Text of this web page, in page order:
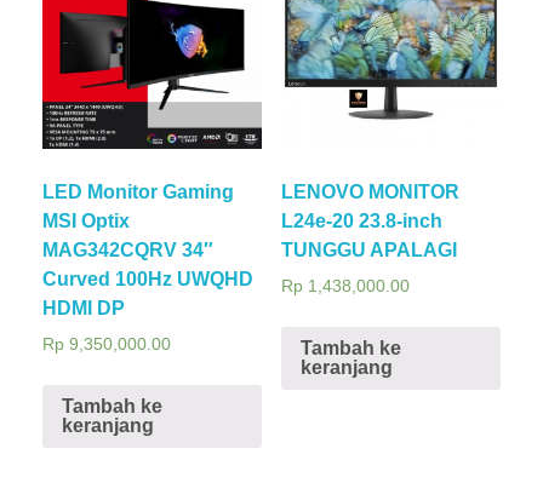
LED Monitor Gaming
MSI Optix
MAG342CQRV 34″
Curved 100Hz UWQHD
HDMI DP
Rp 9,350,000.00
Tambah ke
keranjang
LENOVO MONITOR
L24e-20 23.8-inch
TUNGGU APALAGI
Rp1,438,000.00
Tambah ke
keranjang